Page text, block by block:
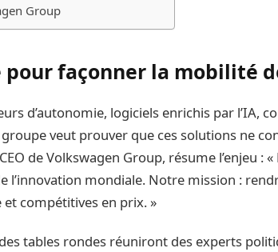
Group
pour façonner la mobilité
d’autonomie, logiciels enrichis par l’IA,
veut prouver que ces solutions ne
de Volkswagen Group, résume l’enjeu :
l’innovation mondiale. Notre mission :
et compétitives en prix. »
tables rondes réuniront des experts